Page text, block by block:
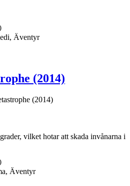
Äventyr
(2014)
(2014)
vilket hotar att skada invånarna i
Äventyr